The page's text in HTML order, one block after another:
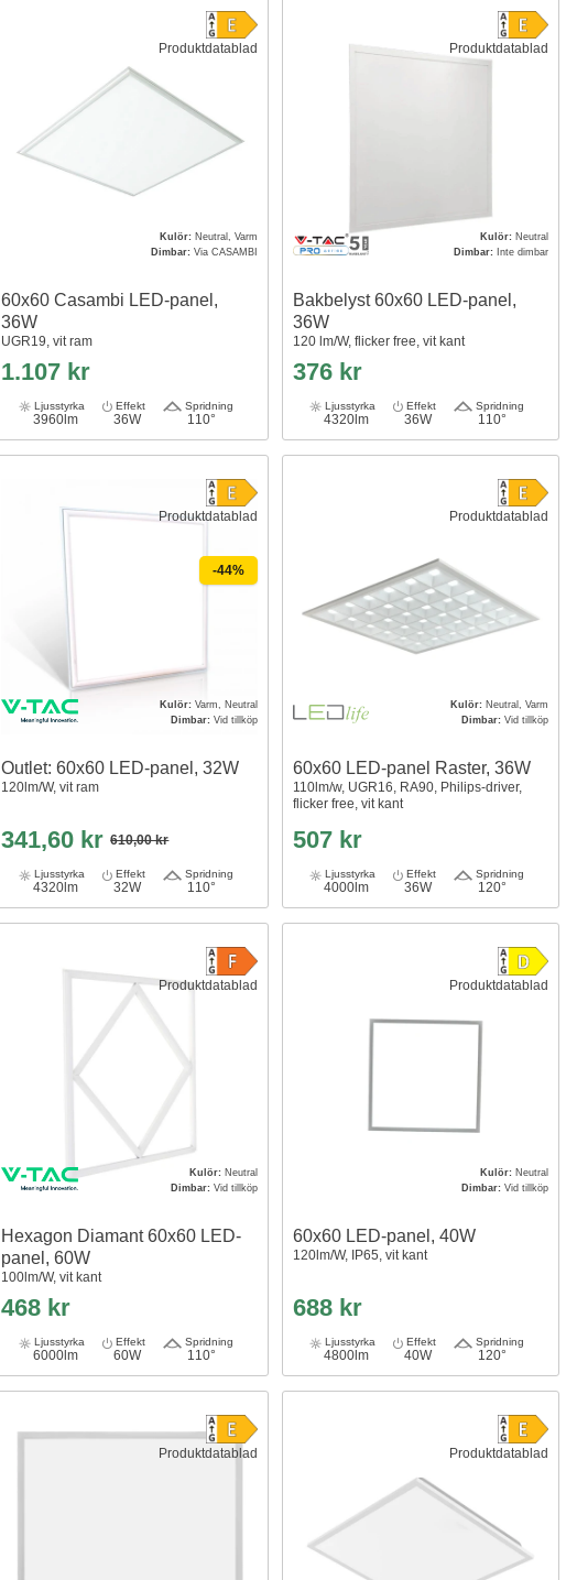
Produktdatablad
Kulör: Neutral, Varm
Dimbar: Via CASAMBI
60x60 Casambi LED-panel,
36W
UGR19, vit ram
1.107 kr
Ljusstyrka
3960lm
Effekt
36W
Spridning
110°
Produktdatablad
Kulör: Neutral
Dimbar: Inte dimbar
Bakbelyst 60x60 LED-panel,
36W
120 lm/W, flicker free, vit kant
376 kr
Ljusstyrka
4320lm
Effekt
36W
Spridning
110°
Produktdatablad
Kulör: Varm, Neutral
Dimbar: Vid tillköp
-44%
Outlet: 60x60 LED-panel, 32W
120lm/W, vit ram
341,60 kr610,00 kr
Ljusstyrka
4320lm
Effekt
32W
Spridning
110°
Produktdatablad
Kulör: Neutral, Varm
Dimbar: Vid tillköp
60x60 LED-panel Raster, 36W
110lm/w, UGR16, RA90, Philips-driver,
flicker free, vit kant
507 kr
Ljusstyrka
4000lm
Effekt
36W
Spridning
120°
Produktdatablad
Kulör: Neutral
Dimbar: Vid tillköp
Hexagon Diamant 60x60 LED-
panel, 60W
100lm/W, vit kant
468 kr
Ljusstyrka
6000lm
Effekt
60W
Spridning
110°
Produktdatablad
Kulör: Neutral
Dimbar: Vid tillköp
60x60 LED-panel, 40W
120lm/W, IP65, vit kant
688 kr
Ljusstyrka
4800lm
Effekt
40W
Spridning
120°
Produktdatablad Produktdatablad